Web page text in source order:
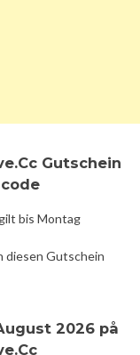
Gutschein
bis Montag
diesen Gutschein
2026 på